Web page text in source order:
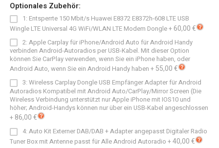
Optionales Zubehör:
1: Entsperrte 150 Mbit/s Huawei E8372 E8372h-608 LTE USB
Wingle LTE Universal 4G WiFi/WLAN LTE Modem Dongle+60,00 €
2: Apple Carplay für iPhone/Android Auto für Android Handy
verbinden Android-Autoradios per USB-Kabel. Mit dieser Option
können Sie CarPlay verwenden, wenn Sie ein iPhone haben, oder
Android Auto, wenn Sie ein Android Handy haben + 55,00 €
3: Wireless Carplay Dongle USB Empfänger Adapter für Android
Autoradios Kompatibel mit Android Auto/CarPlay/Mirror Screen (Die
Wireless Verbindung unterstützt nur Apple iPhone mit IOS10 und
höher; Android-Handys können nur über ein USB-Kabel angeschlossen
+ 86,00 €
4: Auto Kit Externer DAB/DAB + Adapter angepasst Digitaler Radio
Tuner Box mit Antenne passt für Alle Android Autoradio +40,00 €